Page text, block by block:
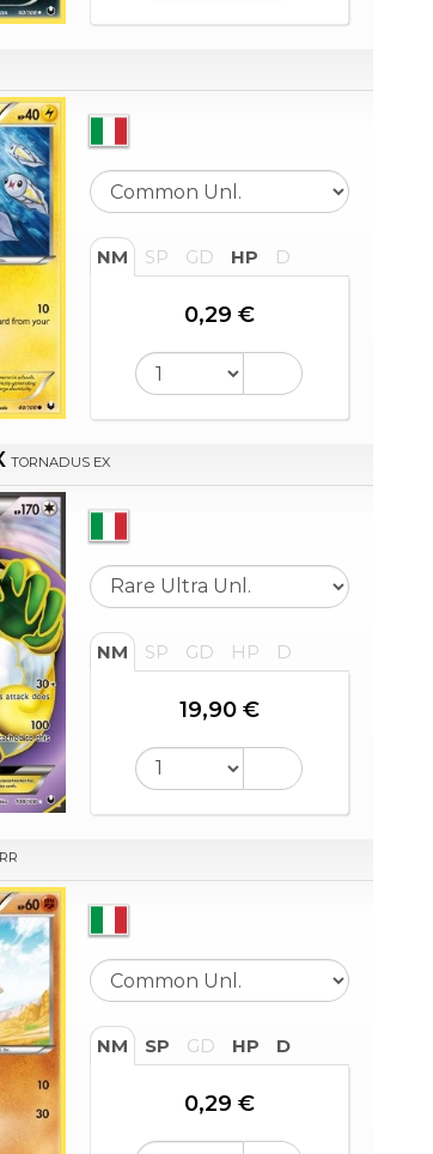
NM SP GD HP D
0,29 €
TORNADUS EX
NM SP GD HP D
19,90 €
NM SP GD HP D
0,29 €